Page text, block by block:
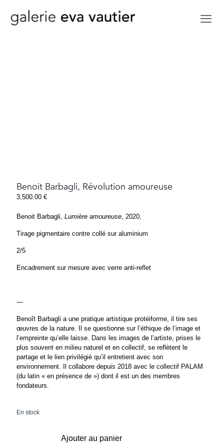
Benoit Barbagli, Révolution amoureuse
3,500.00 €
Benoit Barbagli, Lumière amoureuse, 2020,
Tirage pigmentaire contre collé sur aluminium
2/5
Encadrement sur mesure avec verre anti-reflet
—
Benoît Barbagli a une pratique artistique protéiforme, il tire ses
œuvres de la nature. Il se questionne sur l’éthique de l’image et
l’empreinte qu’elle laisse. Dans les images de l’artiste, prises le
plus souvent en milieu naturel et en collectif, se reflètent le
partage et le lien privilégié qu’il entretient avec son
environnement. Il collabore depuis 2018 avec le collectif PALAM
(du latin « en présence de ») dont il est un des membres
fondateurs.
En stock
Ajouter au panier